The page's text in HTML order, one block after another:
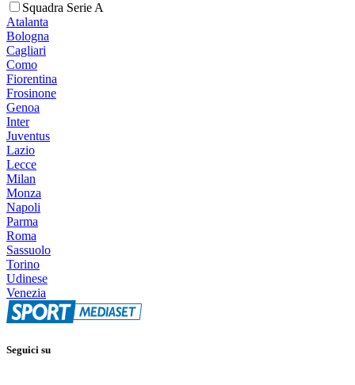
Squadra Serie A
Atalanta
Bologna
Cagliari
Como
Fiorentina
Frosinone
Genoa
Inter
Juventus
Lazio
Lecce
Milan
Monza
Napoli
Parma
Roma
Sassuolo
Torino
Udinese
Venezia
Seguici su